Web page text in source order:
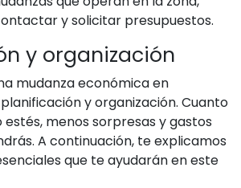
y solicitar presupuestos.
y organización
mudanza económica en
y organización. Cuanto
estés, menos sorpresas y gastos
A continuación, te explicamos
que te ayudarán en este